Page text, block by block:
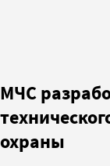
МЧС
охраны